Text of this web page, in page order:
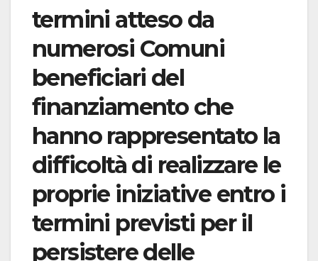
termini atteso da
numerosi Comuni
beneficiari del
finanziamento che
hanno rappresentato la
difficoltà di realizzare le
proprie iniziative entro i
termini previsti per il
persistere delle